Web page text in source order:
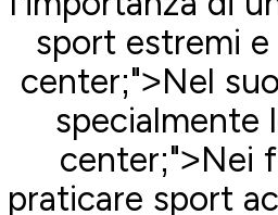
sport estremi
center;">Nel
specialmente
center;">Nei
praticare sport